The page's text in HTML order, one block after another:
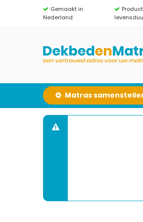
Gemaakt in
Nederland
Matras